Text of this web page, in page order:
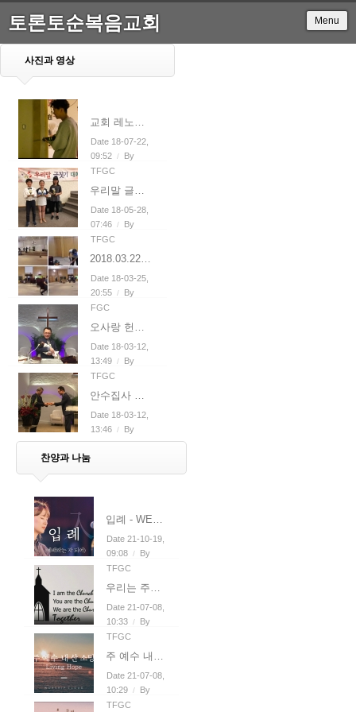
토론토순복음교회 Menu
사진과 영상
교회 레노베이션(지하)
Date 18-07-22,
09:52 /
By
TFGC
우리말 글짓기대회 입상 - 한준, 김유빈, 모서윤
Date 18-05-28,
07:46 /
By
TFGC
2018.03.22 남선교회 본당 청소
Date 18-03-25,
20:55 /
By
FGC
오사랑 헌아식 - 오민석/이수진 집사
Date 18-03-12,
13:49 /
By
TFGC
안수집사 임명 - 전창용 (서무위원장 위촉)
Date 18-03-12,
13:46 /
By
TFGC
찬양과 나눔
입례 - WELOVE
Date 21-10-19,
09:08 /
By
TFGC
우리는 주의 움직이는 교회 - 홀리원 (feat. 지미선)
Date 21-07-08,
10:33 /
By
TFGC
주 예수 내 산 소망 (Living Hope) - Worship Cloud
Date 21-07-08,
10:29 /
By
TFGC